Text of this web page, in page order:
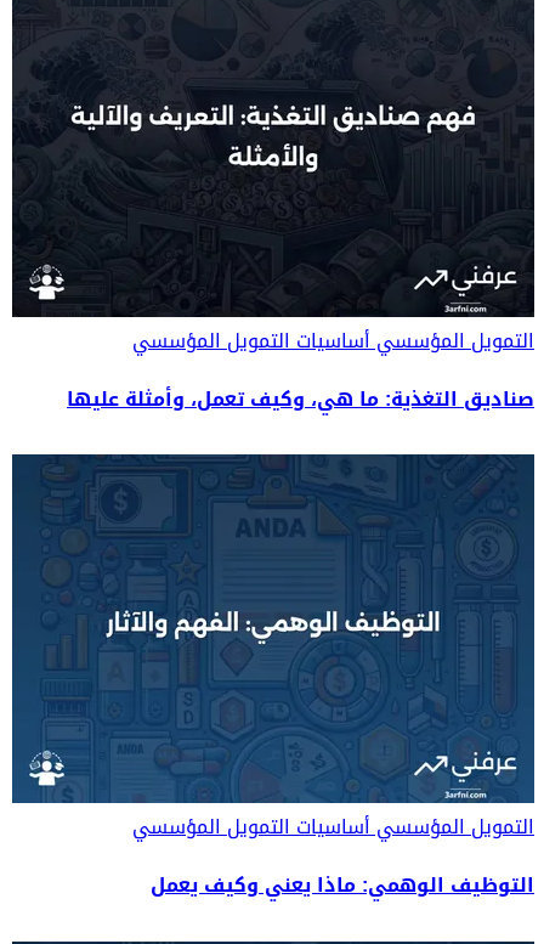
التمويل المؤسسيأساسيات التمويل المؤسسي
صناديق التغذية: ما هي، وكيف تعمل، وأمثلة عليها
التمويل المؤسسيأساسيات التمويل المؤسسي
التوظيف الوهمي: ماذا يعني وكيف يعمل